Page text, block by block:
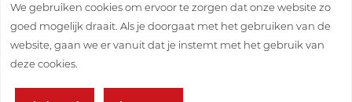
We gebruiken cookies om ervoor te zorgen dat onze website zo
goed mogelijk draait. Als je doorgaat met het gebruiken van de
website, gaan we er vanuit dat je instemt met het gebruik van
deze cookies.